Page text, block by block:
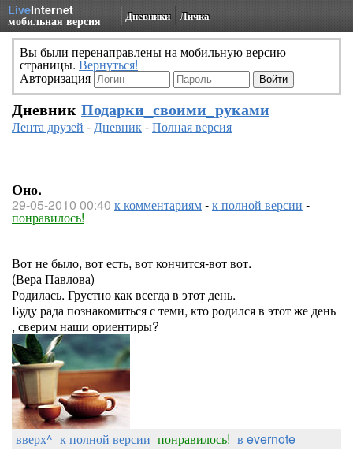
LiveInternet
мобильная версия Дневники Личка
Вы были перенаправлены на мобильную версию
страницы. Вернуться!
Авторизация
Дневник Подарки_своими_руками
Лента друзей -Дневник-Полная версия
Оно.
29-05-2010 00:40 к комментариям-к полной версии -
понравилось!
Вот не было, вот есть, вот кончится-вот вот.
(Вера Павлова)
Родилась. Грустно как всегда в этот день.
Буду рада познакомиться с теми, кто родился в этот же день
, сверим наши ориентиры?
вверх^ к полной версии понравилось! в evernote